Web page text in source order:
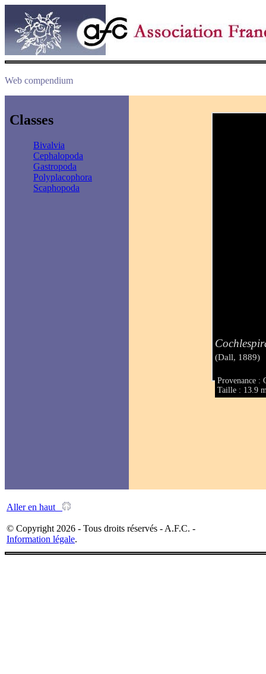
Web compendium
Classes
Bivalvia
Cephalopoda
Gastropoda
Polyplacophora
Scaphopoda
(Dall, 1889)
Provenance :
Taille : 13.9
Aller en haut
© Copyright 2026 - Tous droits réservés - A.F.C. -
Information légale.